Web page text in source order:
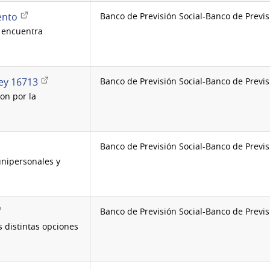
Enlace
externo
Banco de Previsión Social-Banco de
16713Enlace
por la
Banco de Previsión Social-Banco de
y
Banco de Previsión Social-Banco de
distintas opciones
Banco de Previsión Social-Banco de